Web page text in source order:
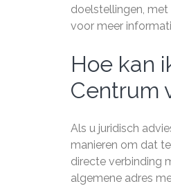
doelstellingen,
voor meer
Hoe kan
Centrum
Als u juridisch
manieren om dat
directe verbinding
algemene adres